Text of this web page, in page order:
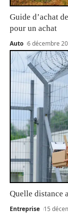
Guide d’achat
pour un achat
Auto 6 décembre
Quelle distance
Entreprise 15